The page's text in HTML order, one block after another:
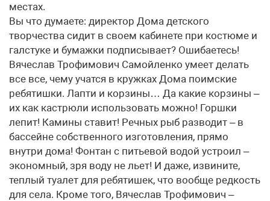
местах.
Вы что думаете: директор Дома детского
творчества сидит в своем кабинете при костюме и
галстуке и бумажки подписывает? Ошибаетесь!
Вячеслав Трофимович Самойленко умеет делать
все все, чему учатся в кружках Дома поимские
ребятишки. Лапти и корзины… Да какие корзины –
их как кастрюли использовать можно! Горшки
лепит! Камины ставит! Речных рыб разводит – в
бассейне собственного изготовления, прямо
внутри дома! Фонтан с питьевой водой устроил –
экономный, зря воду не льет! И даже, извините,
теплый туалет для ребятишек, что вообще редкость
для села. Кроме того, Вячеслав Трофимович –